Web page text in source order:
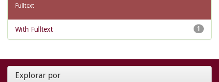
Fulltext
1
With Fulltext
Explorar por